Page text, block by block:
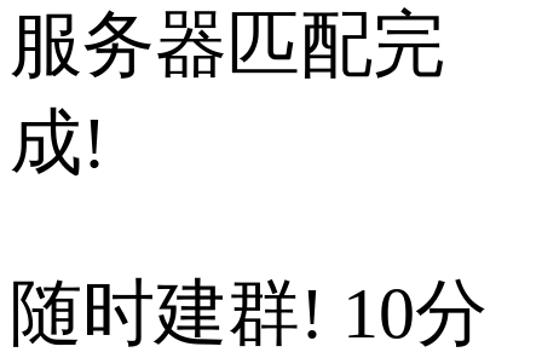
服务器匹配完
成!
随时建群! 10分